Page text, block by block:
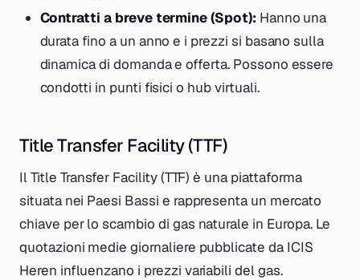
Contratti a breve termine (Spot): Hanno una
durata fino a un anno e i prezzi si basano sulla
dinamica di domanda e offerta. Possono essere
condotti in punti fisici o hub virtuali.
Title Transfer Facility (TTF)
Il Title Transfer Facility (TTF) è una piattaforma
situata nei Paesi Bassi e rappresenta un mercato
chiave per lo scambio di gas naturale in Europa. Le
quotazioni medie giornaliere pubblicate da ICIS
Heren influenzano i prezzi variabili del gas.